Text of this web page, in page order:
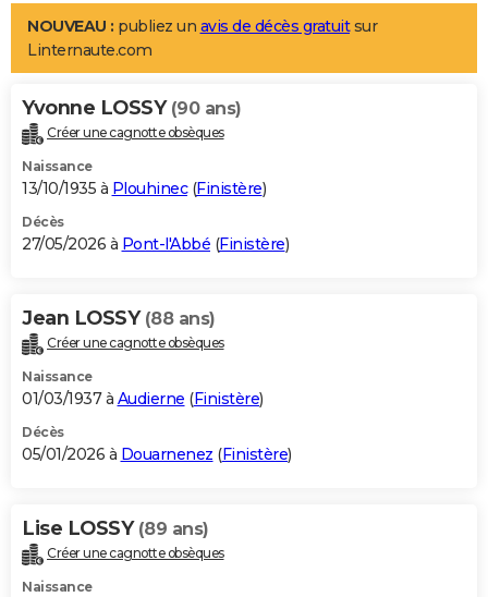
LIFESTYLE
Art de vivre
Bien-être
Loisirs
Mode
Modes de vie
Alimentation
Guide de la santé
Maladies
Médicaments
Sommeil
VOYAGE
Destinations
City break
Voyage nature
Voyage de noces
Forum
Climat
+PHOTO
GUIDES D'ACHAT
BONS PLANS
Carte de Noël
Carte Bonne année
Carte Saint-Valentin
Carte Pâques
Carte d'anniversaire
DICTIONNAIRE
Dictionnaire
Biographies
Citations
Expressions
Proverbes
PROGRAMME TV
S'inscrire
Se connecter
Lycées
Collèges
Primaires
Universités
Entreprises
Service militaire
Avis de recherche
AVIS DE DÉCÈS
Bricolage
Lifestyle
Culture
Sport
Auto
Television
Voyage
Cinema
NOUVEAU : publiez un avis de décès gratuitsur
Linternaute.com
Yvonne LOSSY (90 ans)
Créer une cagnotte obsèques
Naissance
13/10/1935 à Plouhinec(Finistère)
Décès
27/05/2026 à Pont-l'Abbé (Finistère)
Jean LOSSY (88 ans)
Créer une cagnotte obsèques
Naissance
01/03/1937 à Audierne (Finistère)
Décès
05/01/2026 à Douarnenez (Finistère)
Lise LOSSY (89 ans)
Créer une cagnotte obsèques
Naissance